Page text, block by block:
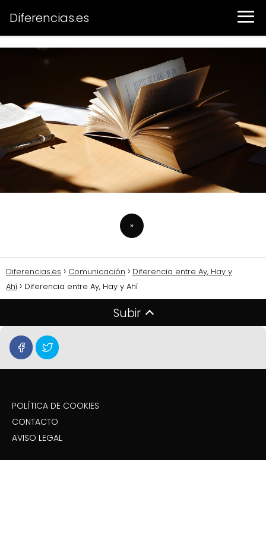
Diferencias.es
»
Diferencias.es Comunicación
Diferencia entre Ay, Hay y
Ahí
Diferencia entre Ay, Hay y Ahí
Subir
POLÍTICA DE COOKIES
CONTACTO
AVISO LEGAL